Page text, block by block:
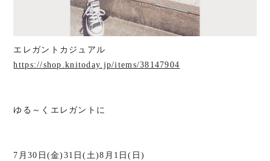
エレガントカジュアル
https://shop.knitoday.jp/items/38147904
ゆる～くエレガントに
7月30日(金)31日(土)8月1日(日)